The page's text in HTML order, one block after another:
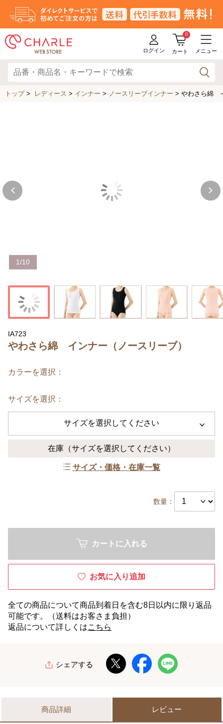
ログイン
0
カート メニュー
トップ> レディース > インナー > ノースリーブインナー > やわさら綿
1/10
IA723
やわさら綿 インナー（ノースリーブ）
カラーを選択：
サイズを選択：
サイズを選択してください
在庫 （サイズを選択してください）
サイズ・価格・在庫一覧
数量：
カートに入れる
お気に入り追加
全ての商品について商品到着日を含む8日以内に限り返品
可能です。（送料はお客さま負担）
返品について詳しくはこちら
シェアする
商品詳細 レビュー